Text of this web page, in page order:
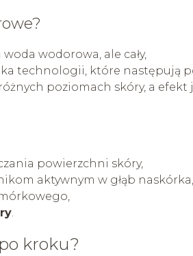
wodorowa, ale cały,
technologii, które następują
poziomach skóry, a efekt
powierzchni skóry,
aktywnym w głąb naskórka,
.
kroku?